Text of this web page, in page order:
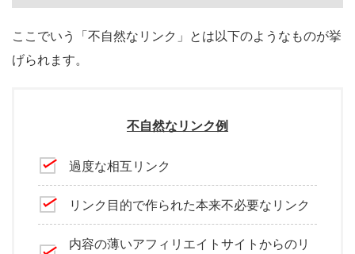
ここでいう「不自然なリンク」とは以下のようなものが挙
げられます。
不自然なリンク例
過度な相互リンク
リンク目的で作られた本来不必要なリンク
内容の薄いアフィリエイトサイトからのリ